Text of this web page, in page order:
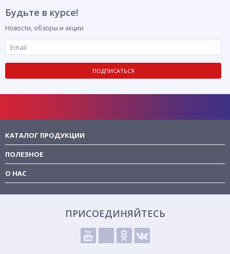
Будьте в курсе!
Новости, обзоры и акции
ПОДПИСАТЬСЯ
КАТАЛОГ ПРОДУКЦИИ
ПОЛЕЗНОЕ
О НАС
ПРИСОЕДИНЯЙТЕСЬ